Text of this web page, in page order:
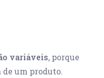
variáveis, porque
de um produto.